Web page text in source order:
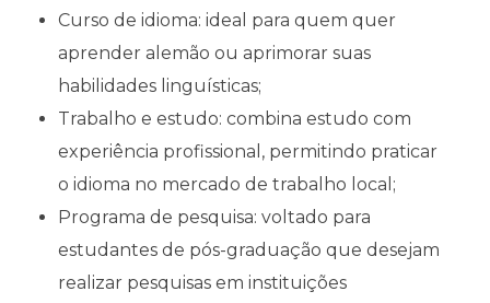
Curso de idioma: ideal para quem quer
aprender alemão ou aprimorar suas
habilidades linguísticas;
Trabalho e estudo: combina estudo com
experiência profissional, permitindo praticar
o idioma no mercado de trabalho local;
Programa de pesquisa: voltado para
estudantes de pós-graduação que desejam
realizar pesquisas em instituições